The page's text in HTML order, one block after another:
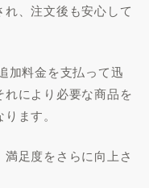
、注文後も安心して
料金を支払って迅
により必要な商品を
ます。
足度をさらに向上さ